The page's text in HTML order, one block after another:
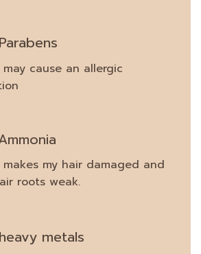
cause an allergic
my hair damaged and
roots weak.
metals